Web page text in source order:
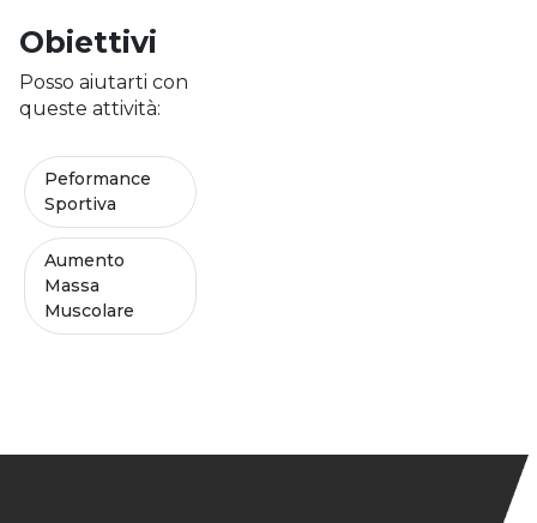
Obiettivi
Posso aiutarti con
queste attività:
Peformance
Sportiva
Aumento
Massa
Muscolare